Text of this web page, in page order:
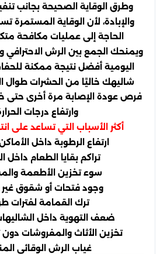
وطرق الوقاية الصحيحة بجانب
والإبادة، لأن الوقاية المستمرة
الحاجة إلى عمليات مكافحة
ويمنحك الجمع بين الرش الاحترافي
اليومية أفضل نتيجة ممكنة
شاليهك خاليًا من الحشرات طوال
فرص عودة الإصابة مرة أخرى حتى
وارتفاع درجات
أكثر الأسباب التي تساعد على
ارتفاع الرطوبة داخل
تراكم بقايا الطعام داخل
سوء تخزين الأطعمة
وجود فتحات أو شقوق غير
ترك القمامة لفترات
ضعف التهوية داخل
تخزين الأثاث والمفروشات
غياب الرش الوقائي